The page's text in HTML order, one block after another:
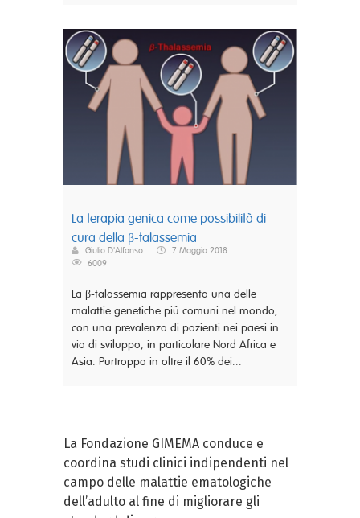
La terapia genica come possibilità di
cura della β-talassemia
Giulio D'Alfonso
7 Maggio 2018
6009
La β-talassemia rappresenta una delle
malattie genetiche più comuni nel mondo,
con una prevalenza di pazienti nei paesi in
via di sviluppo, in particolare Nord Africa e
Asia. Purtroppo in oltre il 60% dei...
La Fondazione GIMEMA conduce e
coordina studi clinici indipendenti nel
campo delle malattie ematologiche
dell’adulto al fine di migliorare gli